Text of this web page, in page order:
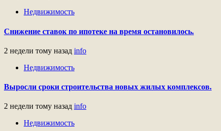
Недвижимость
Снижение ставок по ипотеке на время остановилось.
2 недели тому назад info
Недвижимость
Выросли сроки строительства новых жилых комплексов.
2 недели тому назад info
Недвижимость